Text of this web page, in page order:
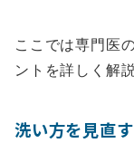
ここでは専門医
ントを詳しく解
洗い方を見直